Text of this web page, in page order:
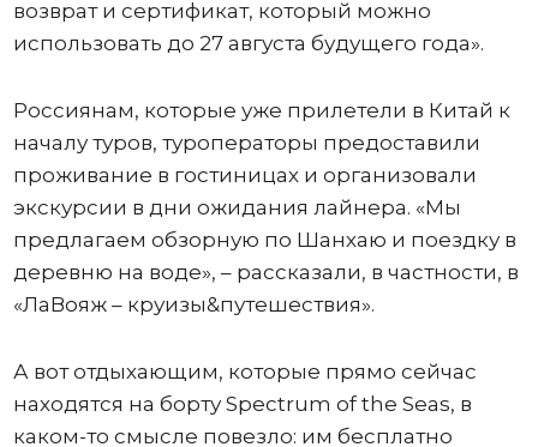
возврат и сертификат, который можно
использовать до 27 августа будущего года».
Россиянам, которые уже прилетели в Китай к
началу туров, туроператоры предоставили
проживание в гостиницах и организовали
экскурсии в дни ожидания лайнера. «Мы
предлагаем обзорную по Шанхаю и поездку в
деревню на воде», – рассказали, в частности, в
«ЛаВояж – круизы&путешествия».
А вот отдыхающим, которые прямо сейчас
находятся на борту Spectrum of the Seas, в
каком-то смысле повезло: им бесплатно